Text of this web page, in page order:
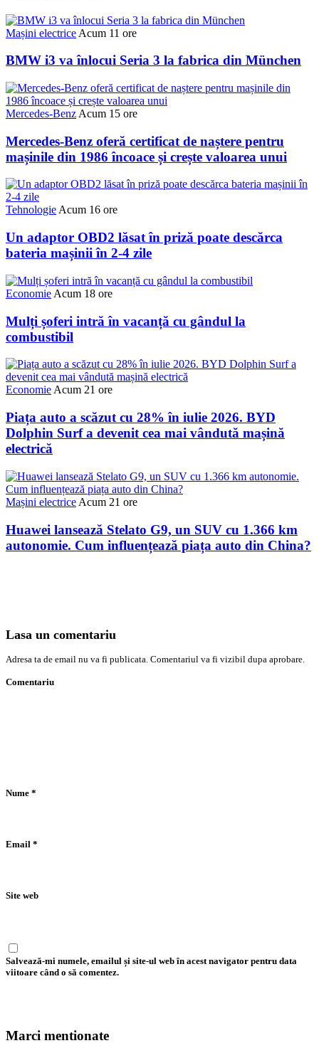
Mașini electrice Acum 11 ore
BMW i3 va înlocui Seria 3 la fabrica din München
Mercedes-Benz Acum 15 ore
Mercedes-Benz oferă certificat de naștere pentru
mașinile din 1986 încoace și crește valoarea unui
TehnologieAcum 16 ore
Un adaptor OBD2 lăsat în priză poate descărca
bateria mașinii în 2-4 zile
Economie Acum 18 ore
Mulți șoferi intră în vacanță cu gândul la
combustibil
Economie Acum 21 ore
Piața auto a scăzut cu 28% în iulie 2026. BYD
Dolphin Surf a devenit cea mai vândută mașină
electrică
Mașini electrice Acum 21 ore
Huawei lansează Stelato G9, un SUV cu 1.366 km
autonomie. Cum influențează piața auto din China?
Lasa un comentariu
Adresa ta de email nu va fi publicata. Comentariul va fi vizibil dupa aprobare.
Comentariu
Nume *
Email *
Site web
Salvează-mi numele, emailul și site-ul web în acest navigator pentru data
viitoare când o să comentez.
Marci mentionate